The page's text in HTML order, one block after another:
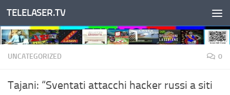
Salta al contenuto
TELELASER.TV
UNCATEGORIZED 0
Tajani: “Sventati attacchi hacker russi a siti